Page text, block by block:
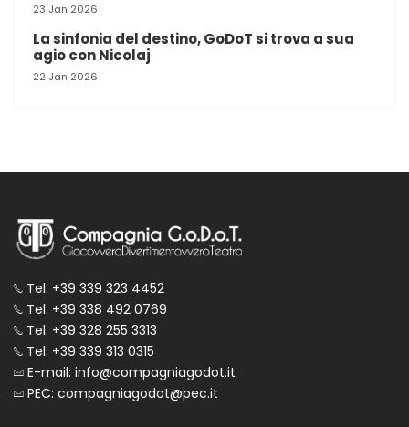
23 Jan 2026
La sinfonia del destino, GoDoT si trova a sua
agio con Nicolaj
22 Jan 2026
Tel: +39 339 323 4452
Tel: +39 338 492 0769
Tel: +39 328 255 3313
Tel: +39 339 313 0315
E-mail: info@compagniagodot.it
PEC: compagniagodot@pec.it